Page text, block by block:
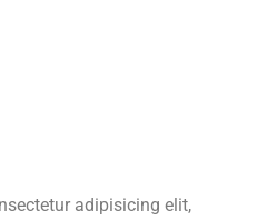
adipisicing elit,